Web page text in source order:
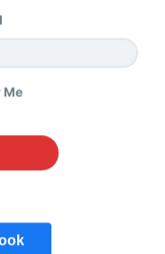
Me
HOME COURSE หลั
VI